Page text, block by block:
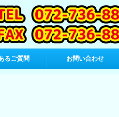
るご質問 お問い合わせ